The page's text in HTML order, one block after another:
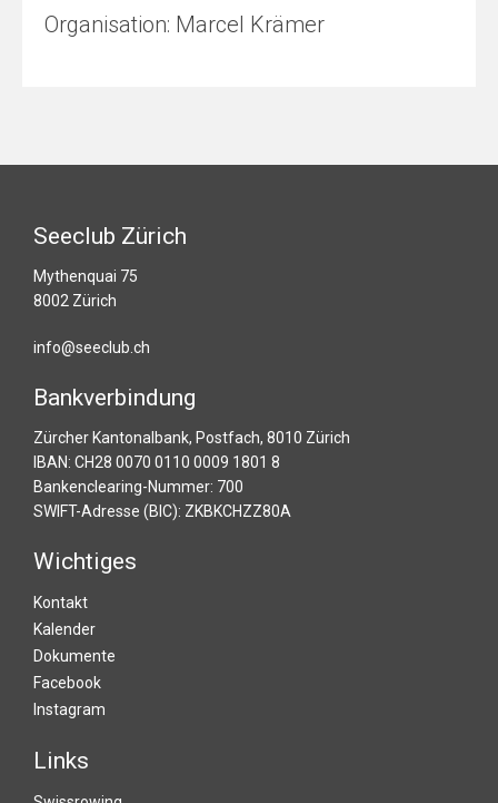
Organisation: Marcel Krämer
Seeclub Zürich
Mythenquai 75
8002 Zürich
info@seeclub.ch
Bankverbindung
Zürcher Kantonalbank, Postfach, 8010 Zürich
IBAN: CH28 0070 0110 0009 1801 8
Bankenclearing-Nummer: 700
SWIFT-Adresse (BIC): ZKBKCHZZ80A
Wichtiges
Kontakt
Kalender
Dokumente
Facebook
Instagram
Links